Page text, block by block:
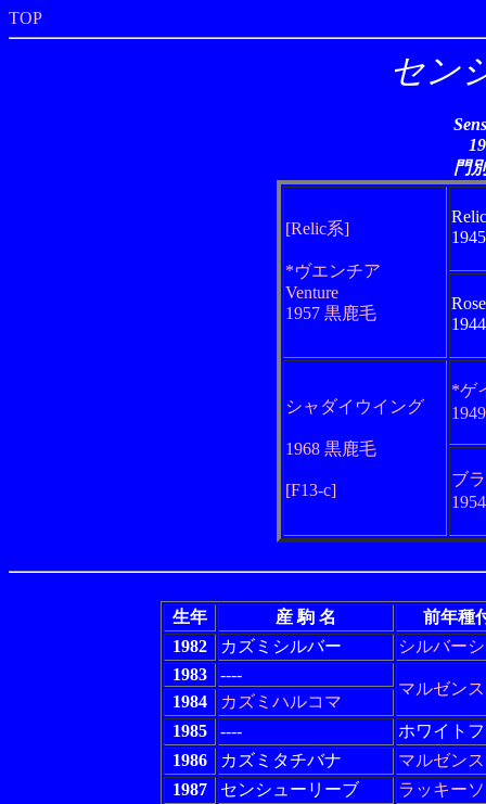
TOP
セン
門
[Relic系]
*ヴエンチア
Venture
1957 黒鹿毛
Relic
シャダイウイング
1968 黒鹿毛
[F13-c]
*ゲ
ブ
生年 産 駒 名
前年種
1982
カズミシルバー
シルバー
1983
----
マルゼン
1984
カズミハルコマ
1985
----
ホワイト
1986
カズミタチバナ
マルゼン
1987
センシューリーブ
ラッキー